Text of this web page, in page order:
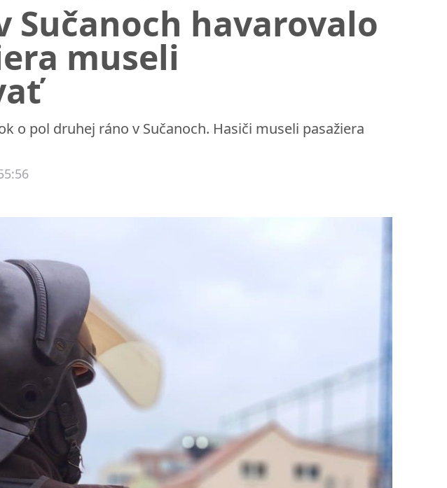
Sučanoch havarovalo
museli
o pol druhej ráno v Sučanoch. Hasiči museli pasažiera